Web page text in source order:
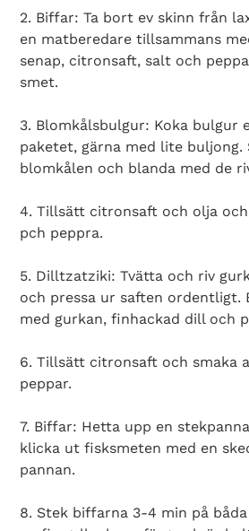
2. Biffar: Ta bort ev skinn från
en matberedare tillsammans
senap, citronsaft, salt och
smet.
3. Blomkålsbulgur: Koka bulgur
paketet, gärna med lite
blomkålen och blanda med de
4. Tillsätt citronsaft och olja
pch peppra.
5. Dilltzatziki: Tvätta och riv
och pressa ur saften ordentligt.
med gurkan, finhackad dill och
6. Tillsätt citronsaft och smaka
peppar.
7. Biffar: Hetta upp en
klicka ut fisksmeten med en
pannan.
8. Stek biffarna 3-4 min på